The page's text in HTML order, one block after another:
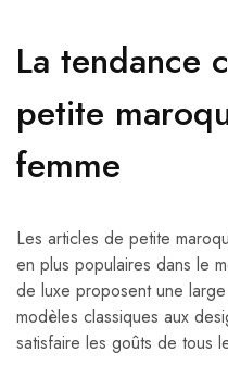
La tendance
petite
femme
Les articles de petite
en plus populaires dans le
de luxe proposent une
modèles classiques aux
satisfaire les goûts de tous